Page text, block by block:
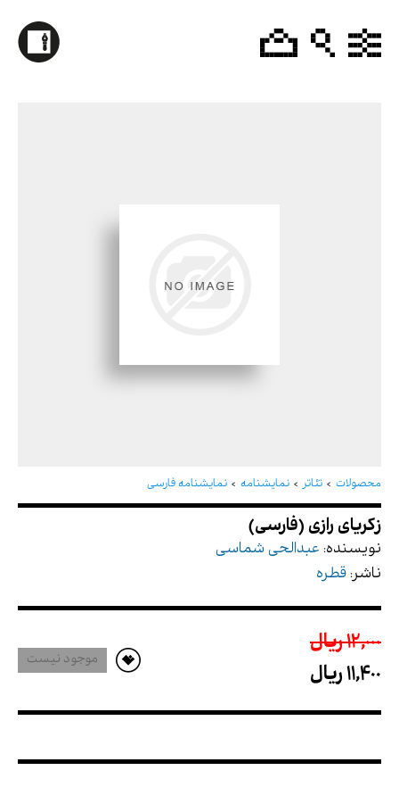
محصولات تئاتر نمایشنامه نمایشنامه فارسی
نویسنده: عبدالحی شماسی
ناشر: قطره
12,000 ريال
11,400 ريال
موجود نیست